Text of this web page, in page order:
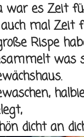
war es Zeit
mal Zeit
Rispe
was
dicht an